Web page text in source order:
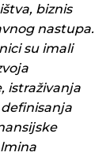
biznis
nastupa.
su imali
istraživanja